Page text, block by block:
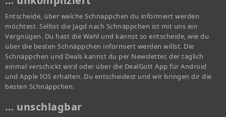
Entscheide, über welche Schnäppchen du informiert werden
möchtest. Selbst die Jagd nach Schnäppchen ist mit uns ein
Vergnügen. Du hast die Wahl und kannst so entscheide, wie du
über die besten Schnäppchen informiert werden willst. Die
Schnäppchen und Deals kannst du per Newsletter, der täglich
einmal verschickt wird oder über die DealGott App für Android
und Apple IOS erhalten. Du entscheidest und wir bringen dir die
besten Schnäppchen.
… unschlagbar